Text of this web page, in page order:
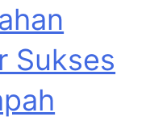
Sukses